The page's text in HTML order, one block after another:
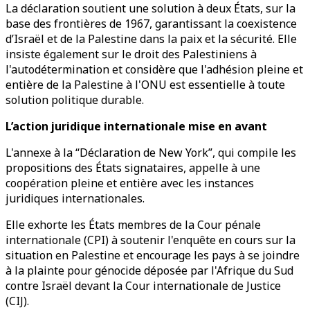
La déclaration soutient une solution à deux États, sur la
base des frontières de 1967, garantissant la coexistence
d’Israël et de la Palestine dans la paix et la sécurité. Elle
insiste également sur le droit des Palestiniens à
l'autodétermination et considère que l'adhésion pleine et
entière de la Palestine à l'ONU est essentielle à toute
solution politique durable.
L’action juridique internationale mise en avant
L'annexe à la “Déclaration de New York”, qui compile les
propositions des États signataires, appelle à une
coopération pleine et entière avec les instances
juridiques internationales.
Elle exhorte les États membres de la Cour pénale
internationale (CPI) à soutenir l'enquête en cours sur la
situation en Palestine et encourage les pays à se joindre
à la plainte pour génocide déposée par l'Afrique du Sud
contre Israël devant la Cour internationale de Justice
(CIJ).